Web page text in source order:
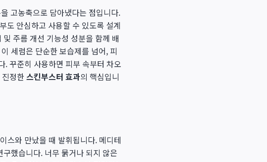
고농축으로 담아냈다는 점입니다.
도 안심하고 사용할 수 있도록 설계
주름 개선 기능성 성분을 함께 배
세럼은 단순한 보습제를 넘어, 피
. 꾸준히 사용하면 피부 속부터 차오
정한스킨부스터 효과의 핵심입니
스와 만났을 때 발휘됩니다. 메디테
했습니다. 너무 묽거나 되지 않은